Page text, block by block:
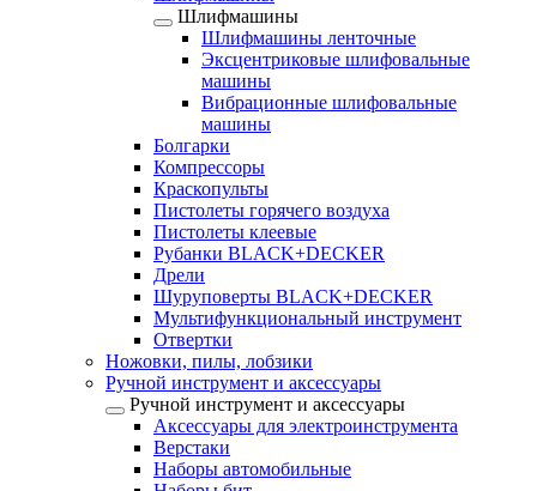
Шлифмашины
Шлифмашины ленточные
Эксцентриковые шлифовальные
машины
Вибрационные шлифовальные
машины
Болгарки
Компрессоры
Краскопульты
Пистолеты горячего воздуха
Пистолеты клеевые
Рубанки BLACK+DECKER
Дрели
Шуруповерты BLACK+DECKER
Мультифункциональный инструмент
Отвертки
Ножовки, пилы, лобзики
Ручной инструмент и аксессуары
Ручной инструмент и аксессуары
Аксессуары для электроинструмента
Верстаки
Наборы автомобильные